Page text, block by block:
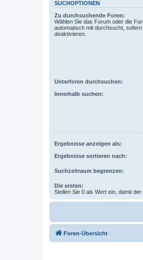
SUCHOPTIONEN
Zu durchsuchende Foren:
Wählen Sie das Forum oder die
automatisch mit durchsucht,
deaktivieren.
Unterforen durchsuchen:
Innerhalb suchen:
Ergebnisse anzeigen als:
Ergebnisse sortieren nach:
Suchzeitraum begrenzen:
Die ersten:
Stellen Sie 0 als Wert ein, damit
Foren-Übersicht